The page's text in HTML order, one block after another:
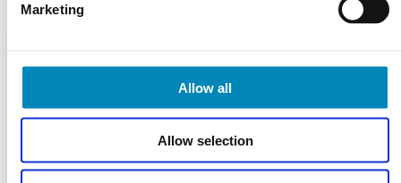
Marketing
Allow all
Allow selection